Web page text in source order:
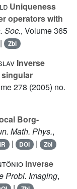
Uniqueness
operators with
Soc., Volume 365
| Zbl
Inverse
278 (2005) no.
Borg-
Math. Phys.,
| DOI | Zbl
Inverse
Probl. Imaging,